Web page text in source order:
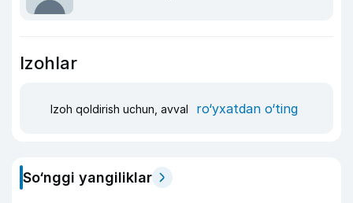
Izohlar
Izoh qoldirish uchun, avval ro‘yxatdan o‘ting
So‘nggi yangiliklar